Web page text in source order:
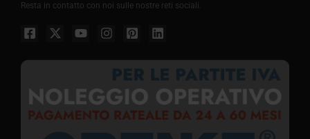
Resta in contatto con noi sulle nostre reti sociali.